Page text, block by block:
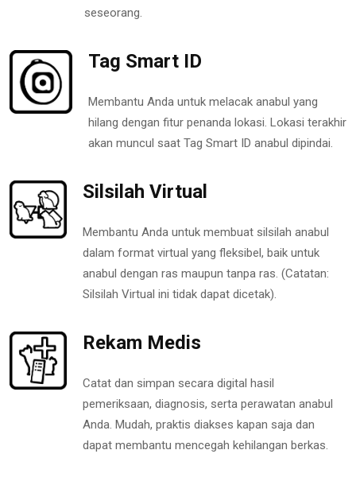
seseorang.
Tag Smart ID
Membantu Anda untuk melacak anabul yang
hilang dengan fitur penanda lokasi. Lokasi terakhir
akan muncul saat Tag Smart ID anabul dipindai.
Silsilah Virtual
Membantu Anda untuk membuat silsilah anabul
dalam format virtual yang fleksibel, baik untuk
anabul dengan ras maupun tanpa ras. (Catatan:
Silsilah Virtual ini tidak dapat dicetak).
Rekam Medis
Catat dan simpan secara digital hasil
pemeriksaan, diagnosis, serta perawatan anabul
Anda. Mudah, praktis diakses kapan saja dan
dapat membantu mencegah kehilangan berkas.